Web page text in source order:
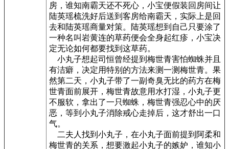
房，谁知南霸天还不死心，小宝便假装回房间让
陆英瑶梳洗好后送到客房给南霸天，实际上是回
去和陆英瑶商量对策。陆英瑶想到自己只要涂了
一种名叫岩黄连的草药便会全身起红疹，小宝决
定无论如何都要找到这草药。
小丸子想起司恒曾经提到梅世青害怕蜘蛛并且
有洁癖，决定用特别的方法来测一测梅世青。果
然第二天，小丸子带了一副奇臭无比的药方在梅
世青面前展开，梅世青故意用水打湿，小丸子更
不服软，拿出了一只蜘蛛，梅世青强忍心中的厌
恶，等到小丸子消除戒心走掉后，这才舒出一口
气。
二夫人找到小丸子，在小丸子面前提到阿柔和
梅世青的关系，想要激起小丸子的嫉妒，谁知小